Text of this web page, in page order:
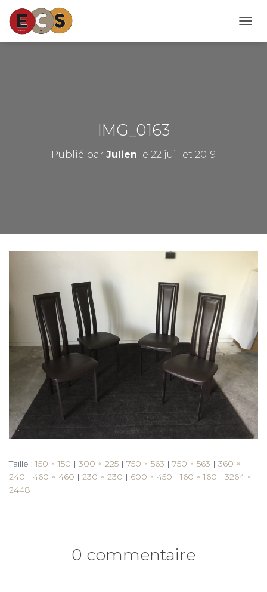
É
N
IMG_0163
Publié par Julien le 22 juillet 2019
Taille : 150 × 150 | 300 × 225 | 750 × 563 | 750 × 563 | 360 ×
240 | 460 × 460 | 230 × 230 | 600 × 450 | 160 × 160 | 3264 ×
2448
0 commentaire